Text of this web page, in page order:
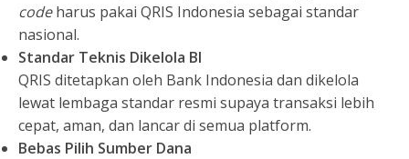
codeharus pakai QRIS Indonesia sebagai standar
nasional.
Standar Teknis Dikelola BI
QRIS ditetapkan oleh Bank Indonesia dan dikelola
lewat lembaga standar resmi supaya transaksi lebih
cepat, aman, dan lancar di semua platform.
Bebas Pilih Sumber Dana